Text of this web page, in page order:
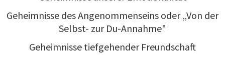
Geheimnisse des Angenommenseins oder „Von der
Selbst- zur Du-Annahme"
Geheimnisse tiefgehender Freundschaft